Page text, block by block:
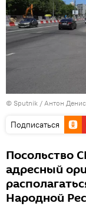
© Sputnik / Антон
Подписаться
Посольство
адресный
Народной